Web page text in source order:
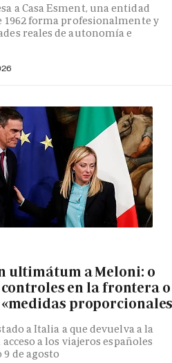
a Casa Esment, una entidad
1962 forma profesionalmente y
reales de autonomía e
ultimátum a Meloni: o
en la frontera o
a Italia a que devuelva a la
a los viajeros españoles
de agosto